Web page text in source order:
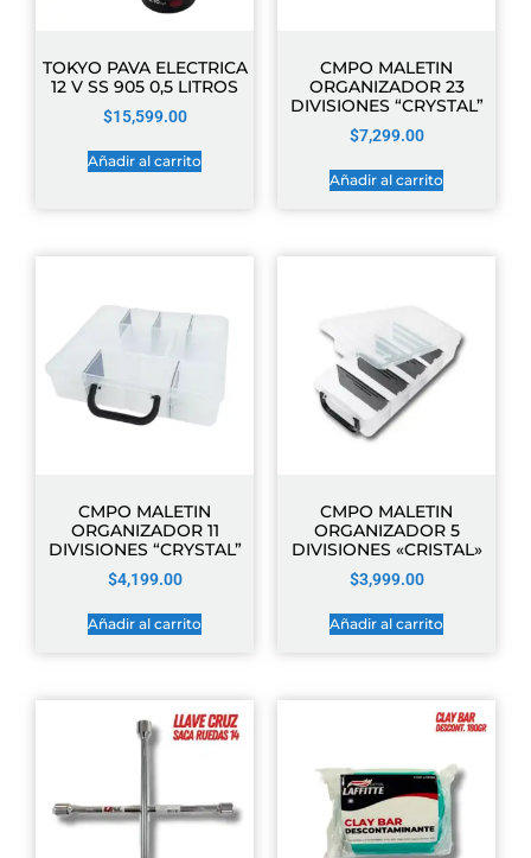
TOKYO PAVA ELECTRICA
12 V SS 905 0,5 LITROS
$15,599.00
Añadir al carrito
CMPO MALETIN
ORGANIZADOR 23
DIVISIONES “CRYSTAL”
$7,299.00
Añadir al carrito
CMPO MALETIN
ORGANIZADOR 11
DIVISIONES “CRYSTAL”
$4,199.00
Añadir al carrito
CMPO MALETIN
ORGANIZADOR 5
DIVISIONES «CRISTAL»
$3,999.00
Añadir al carrito